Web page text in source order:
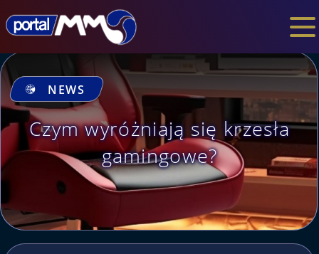
NEWS
Czym wyróżniają się krzesła
gamingowe?